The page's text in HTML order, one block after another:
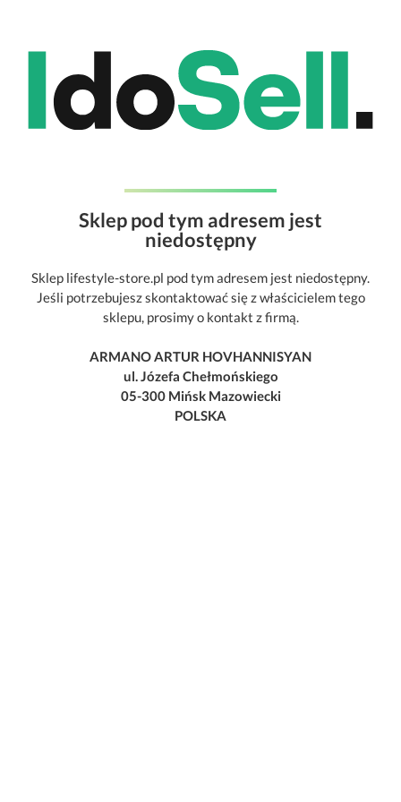
Sklep pod tym adresem jest
niedostępny
Sklep lifestyle-store.pl pod tym adresem jest niedostępny.
Jeśli potrzebujesz skontaktować się z właścicielem tego
sklepu, prosimy o kontakt z firmą.
ARMANO ARTUR HOVHANNISYAN
ul. Józefa Chełmońskiego
05-300 Mińsk Mazowiecki
POLSKA